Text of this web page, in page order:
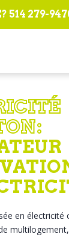
514 279-
? 514
:
en